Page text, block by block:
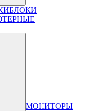
БЛОКИ
МОНИТОРЫ